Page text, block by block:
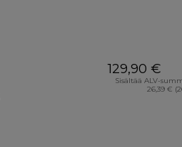
129,90 €
Sisältää ALV-
26,39 €